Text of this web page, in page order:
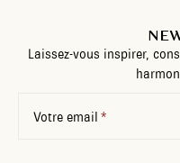
Laissez-vous inspirer,
Votre email